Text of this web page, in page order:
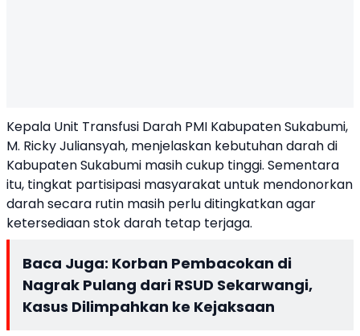
Kepala Unit Transfusi Darah PMI Kabupaten Sukabumi,
M. Ricky Juliansyah, menjelaskan kebutuhan darah di
Kabupaten Sukabumi masih cukup tinggi. Sementara
itu, tingkat partisipasi masyarakat untuk mendonorkan
darah secara rutin masih perlu ditingkatkan agar
ketersediaan stok darah tetap terjaga.
Baca Juga: Korban Pembacokan di
Nagrak Pulang dari RSUD Sekarwangi,
Kasus Dilimpahkan ke Kejaksaan